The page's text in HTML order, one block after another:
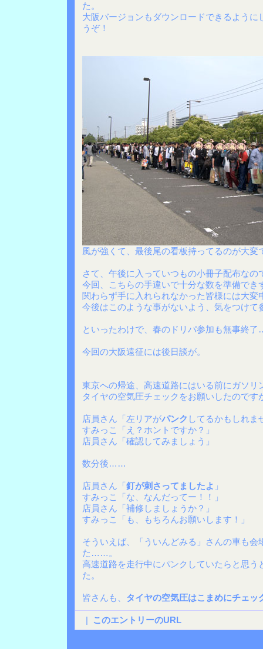
た。
大阪バージョンもダウンロードできるように
うぞ！
風が強くて、最後尾の看板持ってるのが大変
さて、午後に入っていつもの小冊子配布な
今回、こちらの手違いで十分な数を準備でき
関わらず手に入れられなかった皆様には大変
今後はこのような事がないよう、気をつけて
といったわけで、春のドリパ参加も無事終
今回の大阪遠征には後日談が。
東京への帰途、高速道路にはいる前にガソリ
タイヤの空気圧チェックをお願いしたので
店員さん「左リアがパンク してるかもしれま
すみっこ「え？ホントですか？」
店員さん「確認してみましょう」
数分後……
店員さん「釘が刺さってましたよ 」
すみっこ「な、なんだってー！！」
店員さん「補修しましょうか？」
すみっこ「も、もちろんお願いします！」
そういえば、「ういんどみる」さんの車も会
た……。
高速道路を走行中にパンクしていたらと思
た。
皆さんも、 タイヤの空気圧はこまめにチェッ
| このエントリーのURL